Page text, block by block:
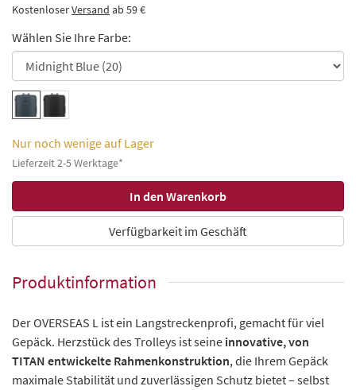
KostenloserVersand ab 59 €
Wählen Sie Ihre Farbe:
Nur noch wenige auf Lager
Lieferzeit 2-5 Werktage*
Verfügbarkeit im Geschäft
Produktinformation
Der OVERSEAS L ist ein Langstreckenprofi, gemacht für viel
Gepäck. Herzstück des Trolleys ist seine innovative, von
TITAN entwickelte Rahmenkonstruktion, die Ihrem Gepäck
maximale Stabilität und zuverlässigen Schutz bietet – selbst